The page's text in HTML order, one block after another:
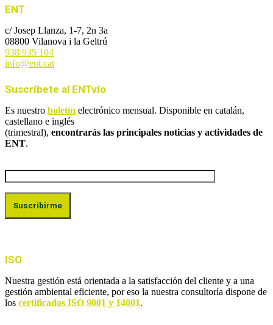
ENT
c/ Josep Llanza, 1-7, 2n 3a
08800 Vilanova i la Geltrú
938 935 104
info@ent.cat
Suscríbete al ENTvío
Es nuestro boletín electrónico mensual. Disponible en catalán,
castellano e inglés
(trimestral), encontrarás las principales noticias y actividades de
ENT.
ISO
Nuestra gestión está orientada a la satisfacción del cliente y a una
gestión ambiental eficiente, por eso la nuestra consultoría dispone de
los certificados ISO 9001 y 14001.